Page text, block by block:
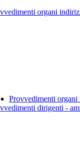
organi
Provvedimenti
dirigenti -